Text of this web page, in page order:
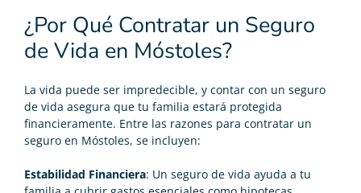
¿Por Qué Contratar un Seguro
de Vida en Móstoles?
La vida puede ser impredecible, y contar con un seguro
de vida asegura que tu familia estará protegida
financieramente. Entre las razones para contratar un
seguro en Móstoles, se incluyen:
Estabilidad Financiera: Un seguro de vida ayuda a tu